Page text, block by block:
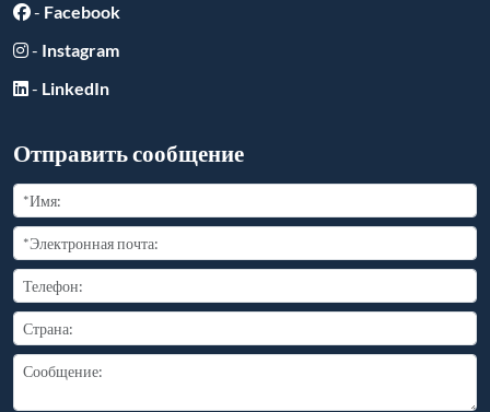
- Facebook
- Instagram
- LinkedIn
Отправить сообщение